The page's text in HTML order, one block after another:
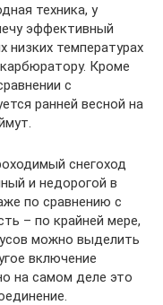
техника, у
эффективный
низких температурах
Кроме
с
ранней весной на
снегоход
и недорогой в
по сравнению с
– по крайней мере,
можно выделить
включение
на самом деле это